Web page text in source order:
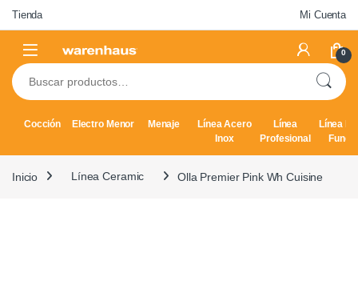
Skip to navigation
Skip to content
Tienda Mi Cuenta
0
Buscar por:
Cocción Electro Menor Menaje
Línea Acero
Inox
Línea
Profesional
Línea
Inicio Línea Ceramic Olla Premier Pink Wh Cuisine